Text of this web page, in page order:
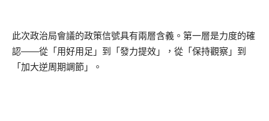
此次政治局會議的政策信號具有兩層含義。第一層是力度的確
認——從「用好用足」到「發力提效」，從「保持觀察」到
「加大逆周期調節」。